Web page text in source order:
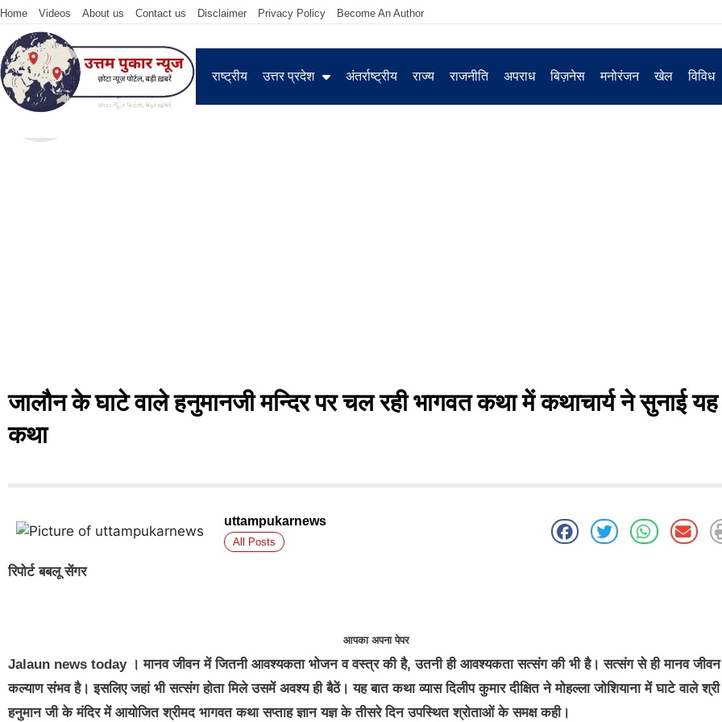
Home Videos About us Contact us Disclaimer Privacy Policy Become An Author
राष्ट्रीय उत्तर प्रदेश अंतर्राष्ट्रीय राज्य राजनीति अपराध बिज़नेस मनोरंजन खेल विविध
जालौन के घाटे वाले हनुमानजी मन्दिर पर चल रही भागवत कथा में कथाचार्य ने सुनाई यह
कथा
uttampukarnews
All Posts
रिपोर्ट बबलू सेंगर
आपका अपना पेपर
Jalaun news today । मानव जीवन में जितनी आवश्यकता भोजन व वस्त्र की है, उतनी ही आवश्यकता सत्संग की भी है। सत्संग से ही मानव
कल्याण संभव है। इसलिए जहां भी सत्संग होता मिले उसमें अवश्य ही बैठें। यह बात कथा व्यास दिलीप कुमार दीक्षित ने मोहल्ला जोशियाना में घाटे वाले श्री
हनुमान जी के मंदिर में आयोजित श्रीमद भागवत कथा सप्ताह ज्ञान यज्ञ के तीसरे दिन उपस्थित श्रोताओं के समक्ष कही।